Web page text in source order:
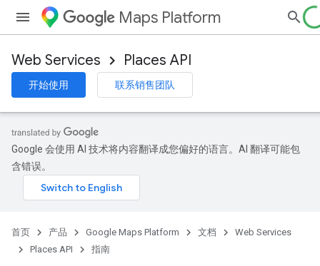
Maps Platform
Web Services Places API
开始使用 联系销售团队
Google 会使用 AI 技术将内容翻译成您偏好的语言。AI 翻译可能包
含错误。
首页 产品 Google Maps Platform 文档
Web Services
Places API
指南